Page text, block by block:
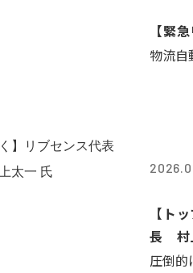
【緊
物流自
【ト
長 村
圧倒的